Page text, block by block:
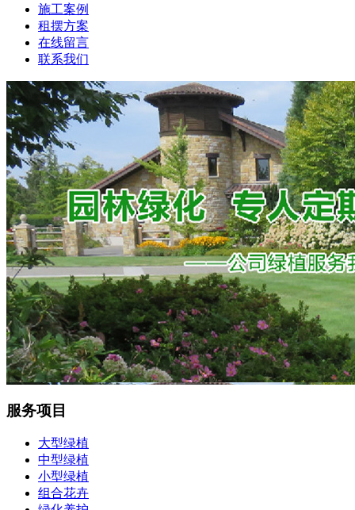
施工案例
租摆方案
在线留言
联系我们
服务项目
大型绿植
中型绿植
小型绿植
组合花卉